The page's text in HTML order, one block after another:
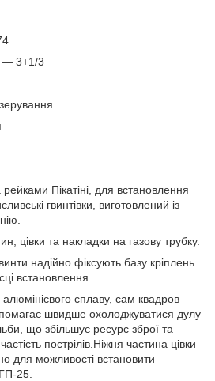
— 3+1/3
рейками Пікатіні, для встановлення
гвинтівки, виготовлений із
цівки та накладки на газову трубку.
надійно фіксують базу кріплень
встановлення.
сплаву, сам квадров
швидше охолоджуватися дулу
що збільшує ресурс зброї та
пострілів.Ніжня частина цівки
для можливості встановити
25.